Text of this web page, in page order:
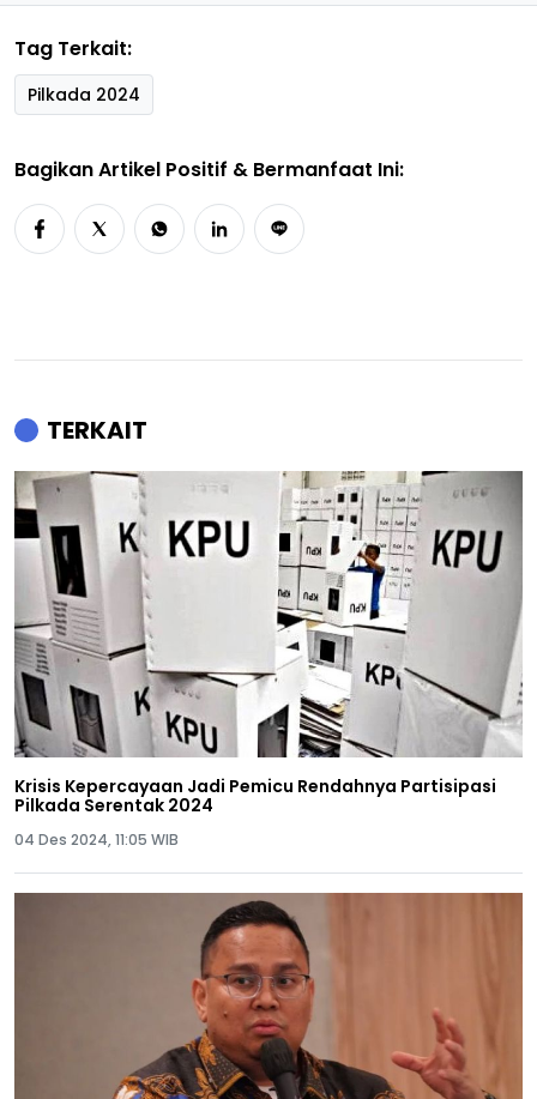
Tag Terkait:
Pilkada 2024
Bagikan Artikel Positif & Bermanfaat Ini:
TERKAIT
Krisis Kepercayaan Jadi Pemicu Rendahnya Partisipasi
Pilkada Serentak 2024
04 Des 2024, 11:05 WIB